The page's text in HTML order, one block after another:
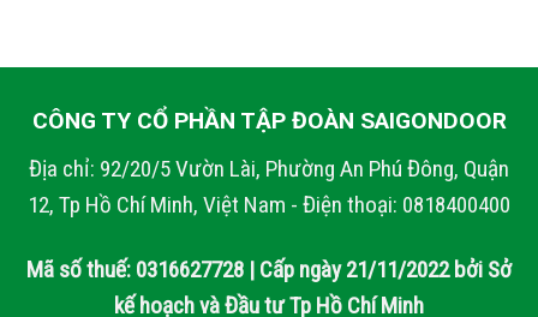
CÔNG TY CỔ PHẦN TẬP ĐOÀN SAIGONDOOR
Địa chỉ: 92/20/5 Vườn Lài, Phường An Phú Đông, Quận
12, Tp Hồ Chí Minh, Việt Nam - Điện thoại: 0818400400
Mã số thuế: 0316627728 | Cấp ngày 21/11/2022 bởi Sở
kế hoạch và Đầu tư Tp Hồ Chí Minh